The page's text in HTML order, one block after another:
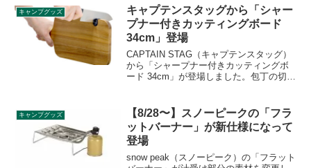
NBR素材+気密ジッパーにより、保温効率
を大幅に向上させ、保温時間を長持ちさ
せます。詳細をレビューします。
キャンプグッズ
キャプテンスタッグから「シャー
プナー付きカッティングボード
34cm」登場
CAPTAIN STAG（キャプテンスタッグ）
から「シャープナー付きカッティングボ
ード 34cm」が登場しました。包丁の切れ
ラルな風合いで、調理はもちろん、盛り
付けトレーとしても使うことができま
す。詳細をレビューします。
キャンプグッズ
【8/28〜】スノーピークの「フラ
ットバーナー」が新仕様になって
登場
snow peak（スノーピーク）の「フラット